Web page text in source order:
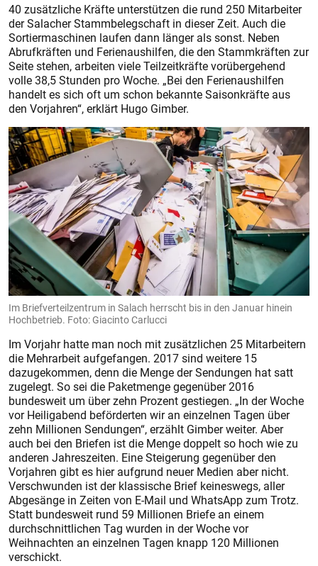
40 zusätzliche Kräfte unterstützen die rund 250 Mitarbeiter
der Salacher Stammbelegschaft in dieser Zeit. Auch die
Sortiermaschinen laufen dann länger als sonst. Neben
Abrufkräften und Ferienaushilfen, die den Stammkräften zur
Seite stehen, arbeiten viele Teilzeitkräfte vorübergehend
volle 38,5 Stunden pro Woche. „Bei den Ferienaushilfen
handelt es sich oft um schon bekannte Saisonkräfte aus
den Vorjahren“, erklärt Hugo Gimber.
Im Briefverteilzentrum in Salach herrscht bis in den Januar hinein
Hochbetrieb. Foto: Giacinto Carlucci
Im Vorjahr hatte man noch mit zusätzlichen 25 Mitarbeitern
die Mehrarbeit aufgefangen. 2017 sind weitere 15
dazugekommen, denn die Menge der Sendungen hat satt
zugelegt. So sei die Paketmenge gegenüber 2016
bundesweit um über zehn Prozent gestiegen. „In der Woche
vor Heiligabend beförderten wir an einzelnen Tagen über
zehn Millionen Sendungen“, erzählt Gimber weiter. Aber
auch bei den Briefen ist die Menge doppelt so hoch wie zu
anderen Jahreszeiten. Eine Steigerung gegenüber den
Vorjahren gibt es hier aufgrund neuer Medien aber nicht.
Verschwunden ist der klassische Brief keineswegs, aller
Abgesänge in Zeiten von E-Mail und WhatsApp zum Trotz.
Statt bundesweit rund 59 Millionen Briefe an einem
durchschnittlichen Tag wurden in der Woche vor
Weihnachten an einzelnen Tagen knapp 120 Millionen
verschickt.